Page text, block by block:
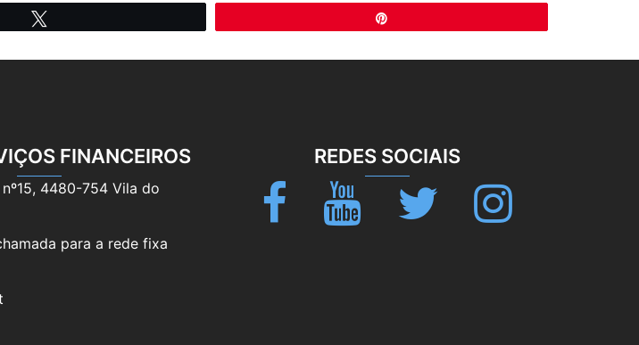
FINANCEIROS
4480-754 Vila do
para a rede fixa
REDES SOCIAIS
Facebook Youtube Twitter